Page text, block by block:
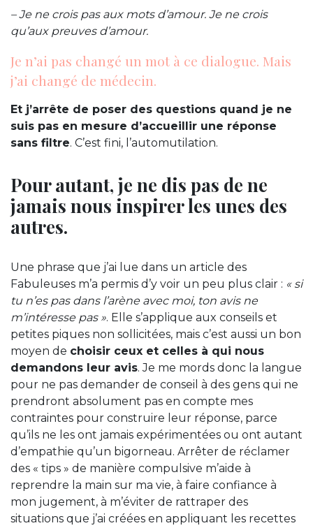
– Je ne crois pas aux mots d’amour. Je ne crois
qu’aux preuves d’amour.
Je n’ai pas changé un mot à ce dialogue. Mais
j’ai changé de médecin.
Et j’arrête de poser des questions quand je ne
suis pas en mesure d’accueillir une réponse
sans filtre. C’est fini, l’automutilation.
Pour autant, je ne dis pas de ne
jamais nous inspirer les unes des
autres.
Une phrase que j’ai lue dans un article des
Fabuleuses m’a permis d’y voir un peu plus clair : « si
tu n’es pas dans l’arène avec moi, ton avis ne
m’intéresse pas ». Elle s’applique aux conseils et
petites piques non sollicitées, mais c’est aussi un bon
moyen de choisir ceux et celles à qui nous
demandons leur avis. Je me mords donc la langue
pour ne pas demander de conseil à des gens qui ne
prendront absolument pas en compte mes
contraintes pour construire leur réponse, parce
qu’ils ne les ont jamais expérimentées ou ont autant
d’empathie qu’un bigorneau. Arrêter de réclamer
des « tips » de manière compulsive m’aide à
reprendre la main sur ma vie, à faire confiance à
mon jugement, à m’éviter de rattraper des
situations que j’ai créées en appliquant les recettes